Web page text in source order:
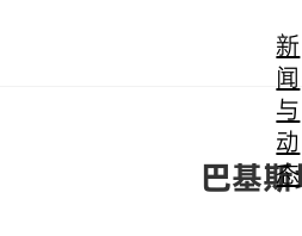
新
闻
与
动
态
巴基